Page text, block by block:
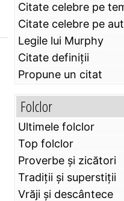
Citate celebre pe
Citate celebre pe
Legile lui Murphy
Citate definiţii
Propune un citat
Folclor
Ultimele folclor
Top folclor
Proverbe și zicători
Tradiții și superstiții
Vrăji și descântece